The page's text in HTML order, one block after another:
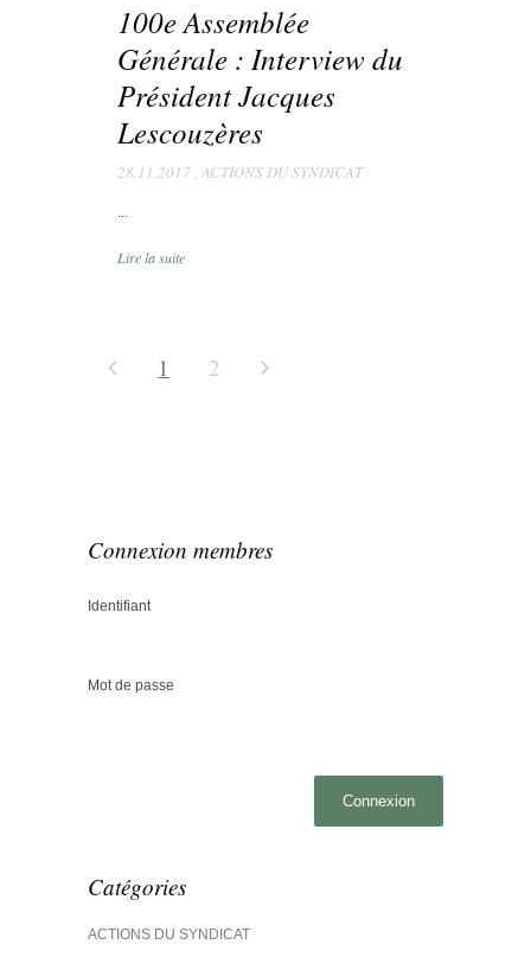
100e Assemblée
Générale : Interview du
Président Jacques
Lescouzères
28.11.2017, ACTIONS DU SYNDICAT
...
Lire la suite
1 2
Connexion membres
Identifiant
Mot de passe
Catégories
ACTIONS DU SYNDICAT